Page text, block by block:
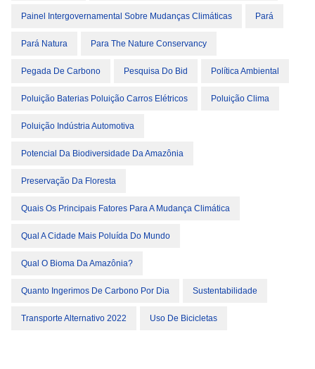
Painel Intergovernamental Sobre Mudanças Climáticas Pará
Pará Natura Para The Nature Conservancy
Pegada De Carbono Pesquisa Do Bid Política Ambiental
Poluição Baterias Poluição Carros Elétricos Poluição Clima
Poluição Indústria Automotiva
Potencial Da Biodiversidade Da Amazônia
Preservação Da Floresta
Quais Os Principais Fatores Para A Mudança Climática
Qual A Cidade Mais Poluída Do Mundo
Qual O Bioma Da Amazônia?
Quanto Ingerimos De Carbono Por Dia Sustentabilidade
Transporte Alternativo 2022 Uso De Bicicletas